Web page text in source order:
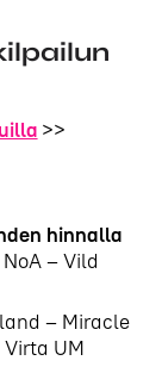
>>
hinnalla
– Vild
– Miracle
UM